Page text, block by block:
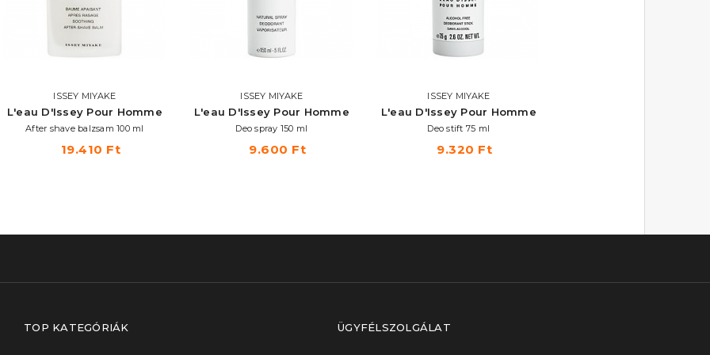
ISSEY MIYAKE
L'eau D'Issey Pour Homme
After shave balzsam 100 ml
19.410 Ft
ISSEY MIYAKE
L'eau D'Issey Pour Homme
Deo spray 150 ml
9.600 Ft
ISSEY MIYAKE
L'eau D'Issey Pour Homme
Deo stift 75 ml
9.320 Ft
TOP KATEGÓRIÁK ÜGYFÉLSZOLGÁLAT